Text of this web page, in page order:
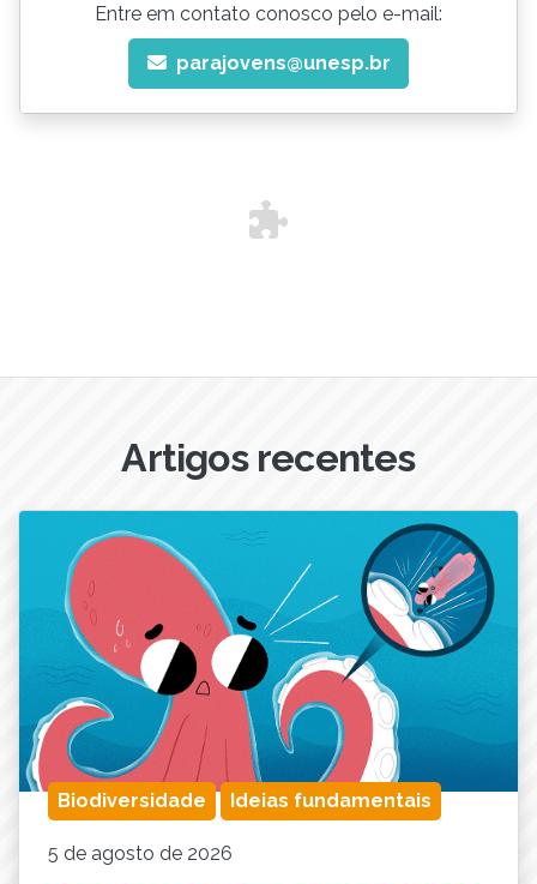
Entre em contato conosco pelo e-mail:
parajovens@unesp.br
Artigos recentes
Biodiversidade Ideias fundamentais
5 de agosto de 2026